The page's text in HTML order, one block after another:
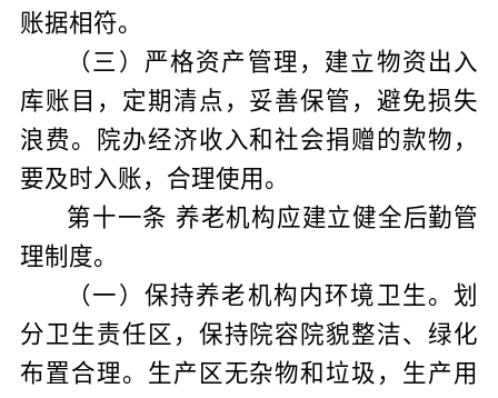
账据相符。
（三）严格资产管理，建立物资出入
库账目，定期清点，妥善保管，避免损失
浪费。院办经济收入和社会捐赠的款物，
要及时入账，合理使用。
第十一条 养老机构应建立健全后勤管
理制度。
（一）保持养老机构内环境卫生。划
分卫生责任区，保持院容院貌整洁、绿化
布置合理。生产区无杂物和垃圾，生产用